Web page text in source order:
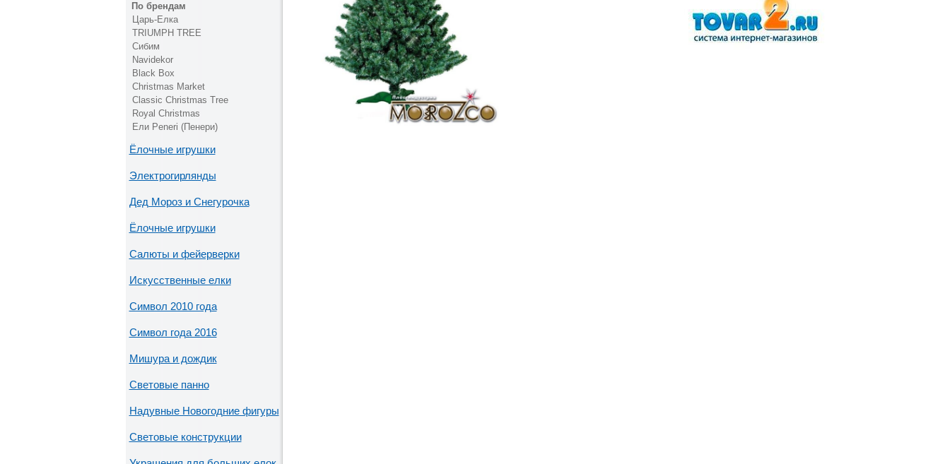
По брендам
Царь-Елка
TRIUMPH TREE
Сибим
Navidekor
Black Box
Christmas Market
Classic Christmas Tree
Royal Christmas
Ели Peneri (Пенери)
Ёлочные игрушки
Электрогирлянды
Дед Мороз и Снегурочка
Ёлочные игрушки
Салюты и фейерверки
Искусственные елки
Символ 2010 года
Символ года 2016
Мишура и дождик
Световые панно
Надувные Новогодние фигуры
Световые конструкции